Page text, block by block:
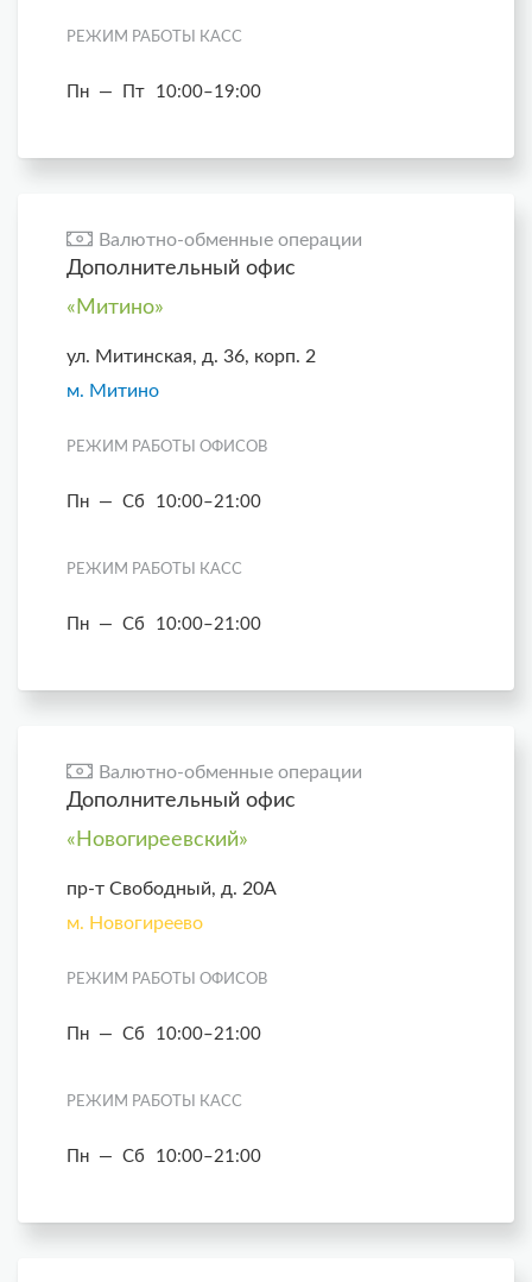
РЕЖИМ РАБОТЫ КАСС
Пн — Пт 10:00–19:00
Валютно-обменные операции
Дополнительный офис
«Митино»
ул. Митинская, д. 36, корп. 2
м. Митино
РЕЖИМ РАБОТЫ ОФИСОВ
Пн — Сб 10:00–21:00
РЕЖИМ РАБОТЫ КАСС
Пн — Сб 10:00–21:00
Валютно-обменные операции
Дополнительный офис
«Новогиреевский»
пр-т Свободный, д. 20А
м. Новогиреево
РЕЖИМ РАБОТЫ ОФИСОВ
Пн — Сб 10:00–21:00
РЕЖИМ РАБОТЫ КАСС
Пн — Сб 10:00–21:00